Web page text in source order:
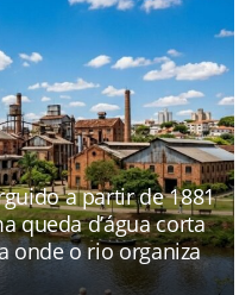
a partir de 1881
queda d’água corta
onde o rio organiza